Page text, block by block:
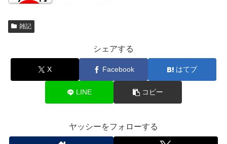
雑記
シェアする
X Facebook はてブ
LINE コピー
ヤッシーをフォローする